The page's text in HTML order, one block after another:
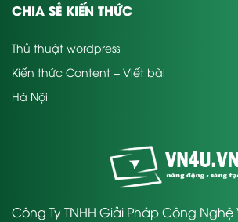
CHIA SẺ KIẾN THỨC
Thủ thuật wordpress
Kiến thức Content – Viết bài
Hà Nội
Công Ty TNHH Giải Pháp Công Nghệ